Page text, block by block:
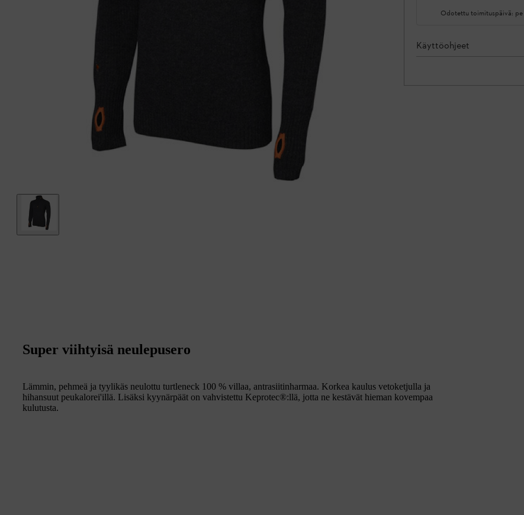
Odotettu toimituspäivä:
Käyttöohjeet
Super viihtyisä neulepusero
Lämmin, pehmeä ja tyylikäs neulottu turtleneck 100 % villaa, antrasiitinharmaa. Korkea kaulus vetoketjulla ja
hihansuut peukalorei'illä. Lisäksi kyynärpäät on vahvistettu Keprotec®:llä, jotta ne kestävät hieman kovempaa
kulutusta.